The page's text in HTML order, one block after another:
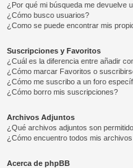
¿Por qué mi búsqueda me devuelve
¿Cómo busco usuarios?
¿Como se puede encontrar mis
Suscripciones y Favoritos
¿Cuál es la diferencia entre añadir
¿Cómo marcar Favoritos o
¿Cómo me suscribo a un foro
¿Cómo borro mis suscripciones?
Archivos Adjuntos
¿Qué archivos adjuntos son
¿Cómo encuentro todos mis
Acerca de phpBB